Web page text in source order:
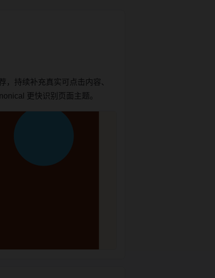
持续补充真实可点击内容、
更快识别页面主题。